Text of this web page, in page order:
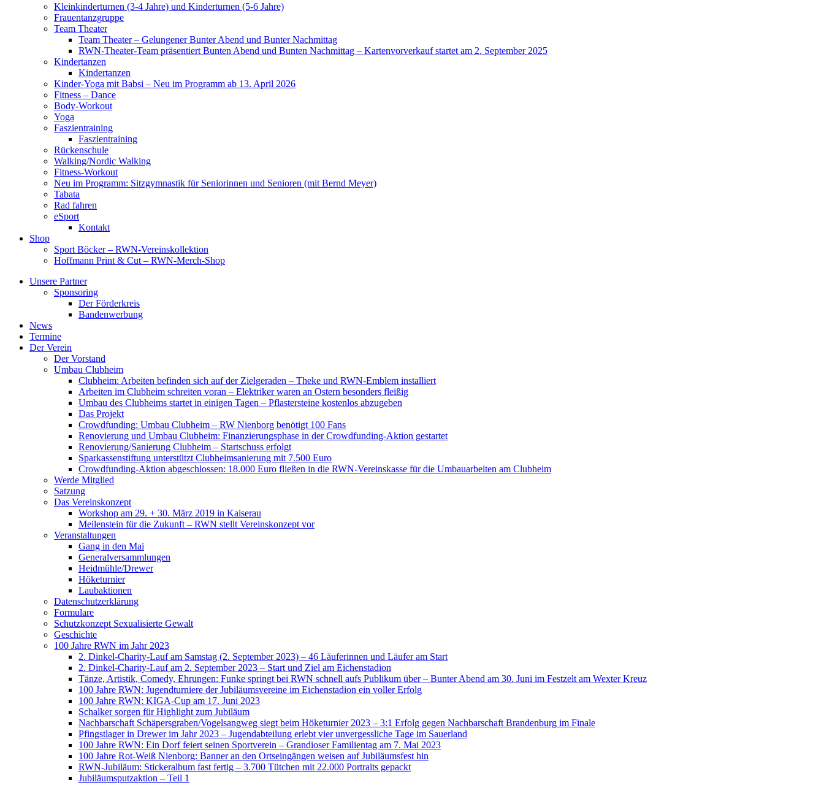
Kleinkinderturnen (3-4 Jahre) und Kinderturnen (5-6 Jahre)
Frauentanzgruppe
Team Theater
Team Theater – Gelungener Bunter Abend und Bunter Nachmittag
RWN-Theater-Team präsentiert Bunten Abend und Bunten Nachmittag – Kartenvorverkauf startet am 2. September 2025
Kindertanzen
Kindertanzen
Kinder-Yoga mit Babsi – Neu im Programm ab 13. April 2026
Fitness – Dance
Body-Workout
Yoga
Faszientraining
Faszientraining
Rückenschule
Walking/Nordic Walking
Fitness-Workout
Neu im Programm: Sitzgymnastik für Seniorinnen und Senioren (mit Bernd Meyer)
Tabata
Rad fahren
eSport
Kontakt
Shop
Sport Böcker – RWN-Vereinskollektion
Hoffmann Print & Cut – RWN-Merch-Shop
Unsere Partner
Sponsoring
Der Förderkreis
Bandenwerbung
News
Termine
Der Verein
Der Vorstand
Umbau Clubheim
Clubheim: Arbeiten befinden sich auf der Zielgeraden – Theke und RWN-Emblem installiert
Arbeiten im Clubheim schreiten voran – Elektriker waren an Ostern besonders fleißig
Umbau des Clubheims startet in einigen Tagen – Pflastersteine kostenlos abzugeben
Das Projekt
Crowdfunding: Umbau Clubheim – RW Nienborg benötigt 100 Fans
Renovierung und Umbau Clubheim: Finanzierungsphase in der Crowdfunding-Aktion gestartet
Renovierung/Sanierung Clubheim – Startschuss erfolgt
Sparkassenstiftung unterstützt Clubheimsanierung mit 7.500 Euro
Crowdfunding-Aktion abgeschlossen: 18.000 Euro fließen in die RWN-Vereinskasse für die Umbauarbeiten am Clubheim
Werde Mitglied
Satzung
Das Vereinskonzept
Workshop am 29. + 30. März 2019 in Kaiserau
Meilenstein für die Zukunft – RWN stellt Vereinskonzept vor
Veranstaltungen
Gang in den Mai
Generalversammlungen
Heidmühle/Drewer
Höketurnier
Laubaktionen
Datenschutzerklärung
Formulare
Schutzkonzept Sexualisierte Gewalt
Geschichte
100 Jahre RWN im Jahr 2023
2. Dinkel-Charity-Lauf am Samstag (2. September 2023) – 46 Läuferinnen und Läufer am Start
2. Dinkel-Charity-Lauf am 2. September 2023 – Start und Ziel am Eichenstadion
Tänze, Artistik, Comedy, Ehrungen: Funke springt bei RWN schnell aufs Publikum über – Bunter Abend am 30. Juni im Festzelt am Wexter Kreuz
100 Jahre RWN: Jugendturniere der Jubiläumsvereine im Eichenstadion ein voller Erfolg
100 Jahre RWN: KIGA-Cup am 17. Juni 2023
Schalker sorgen für Highlight zum Jubiläum
Nachbarschaft Schäpersgraben/Vogelsangweg siegt beim Höketurnier 2023 – 3:1 Erfolg gegen Nachbarschaft Brandenburg im Finale
Pfingstlager in Drewer im Jahr 2023 – Jugendabteilung erlebt vier unvergessliche Tage im Sauerland
100 Jahre RWN: Ein Dorf feiert seinen Sportverein – Grandioser Familientag am 7. Mai 2023
100 Jahre Rot-Weiß Nienborg: Banner an den Ortseingängen weisen auf Jubiläumsfest hin
RWN-Jubiläum: Stickeralbum fast fertig – 3.700 Tütchen mit 22.000 Portraits gepackt
Jubiläumsputzaktion – Teil 1